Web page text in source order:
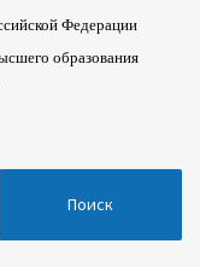
Федерации
образования
Поиск